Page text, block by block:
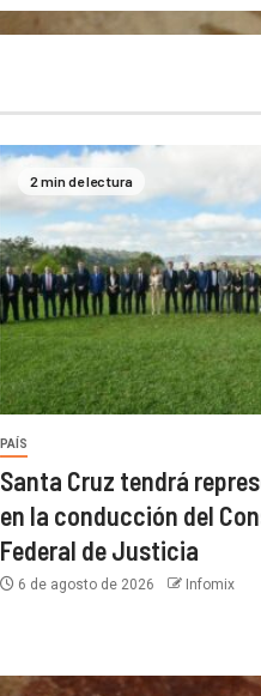
2 min de lectura
PAÍS
Santa Cruz tendrá
en la conducción del
Federal de Justicia
6 de agosto de 2026 Infomix